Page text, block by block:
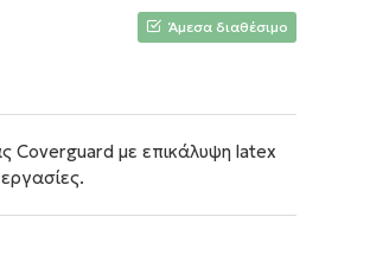
Άμεσα διαθέσιμο
Coverguard με επικάλυψη latex